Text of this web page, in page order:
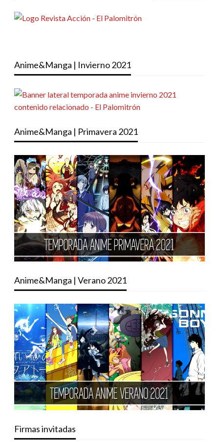
Anime&Manga | Invierno 2021
Anime&Manga | Primavera 2021
Anime&Manga | Verano 2021
Firmas invitadas